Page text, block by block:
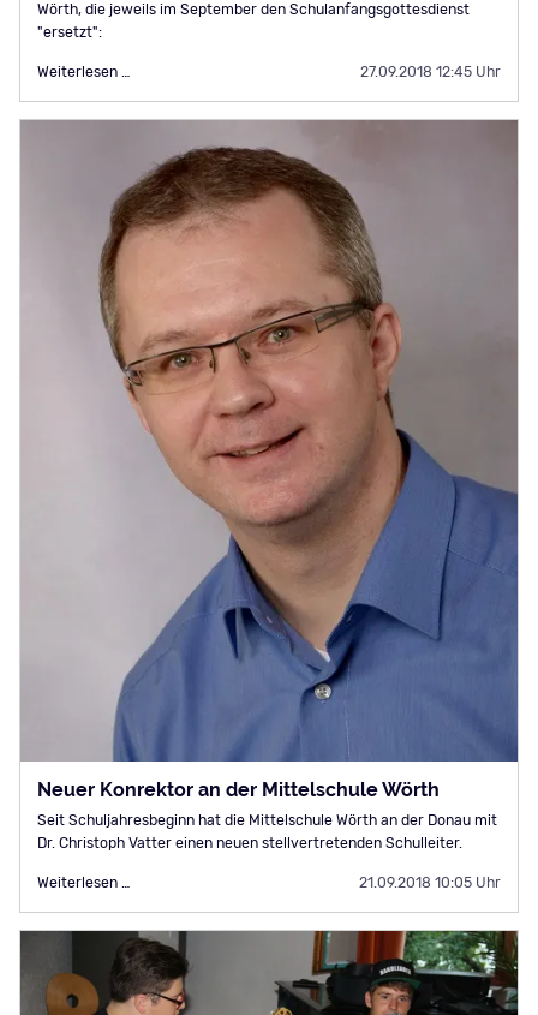
27.09.2018 12:45 Uhr
Wörth, die jeweils im September den Schulanfangsgottesdienst
"ersetzt":
Weiterlesen …
2018
21.09.2018 10:05 Uhr
Neuer Konrektor an der Mittelschule Wörth
Seit Schuljahresbeginn hat die Mittelschule Wörth an der Donau mit
Dr. Christoph Vatter einen neuen stellvertretenden Schulleiter.
Weiterlesen …
an
der
Mittelschule
Wörth